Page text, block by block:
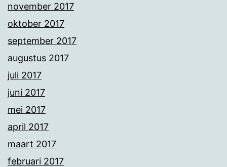
november 2017
oktober 2017
september 2017
augustus 2017
juli 2017
juni 2017
mei 2017
april 2017
maart 2017
februari 2017